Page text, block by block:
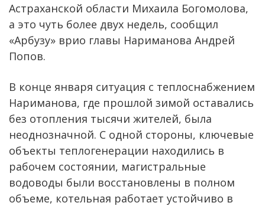
Астраханской области Михаила Богомолова,
а это чуть более двух недель, сообщил
«Арбузу» врио главы Нариманова Андрей
Попов.
В конце января ситуация с теплоснабжением
Нариманова, где прошлой зимой оставались
без отопления тысячи жителей, была
неоднозначной. С одной стороны, ключевые
объекты теплогенерации находились в
рабочем состоянии, магистральные
водоводы были восстановлены в полном
объеме, котельная работает устойчиво в